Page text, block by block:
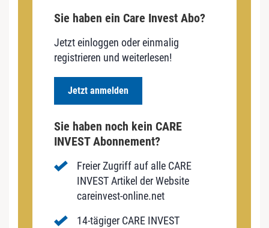
Sie haben ein Care Invest Abo?
Jetzt einloggen oder einmalig
registrieren und weiterlesen!
Jetzt anmelden
Sie haben noch kein CARE
INVEST Abonnement?
Freier Zugriff auf alle CARE
INVEST Artikel der Website
careinvest-online.net
14-tägiger CARE INVEST